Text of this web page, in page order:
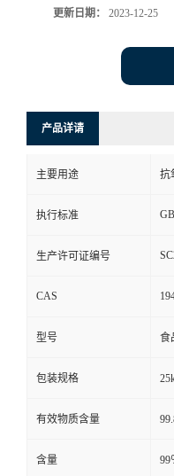
更新日期： 2023-12-25
产品详请
主要用途 抗
执行标准 GB
生产许可证编号
CAS
型号 食
包装规格
有效物质含量
含量 99